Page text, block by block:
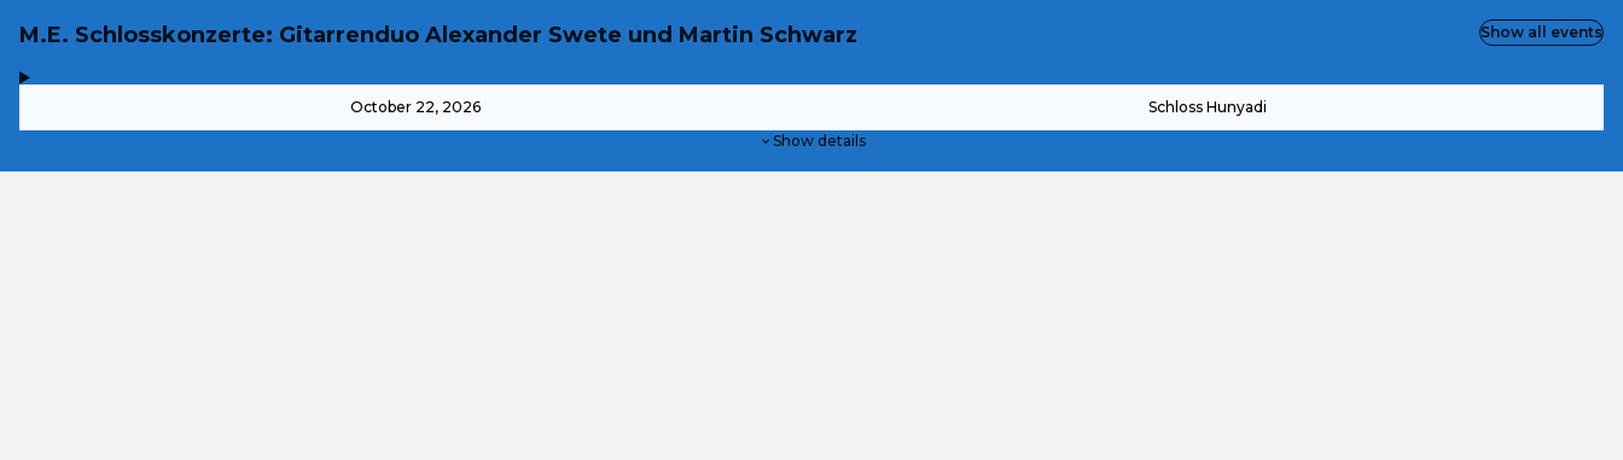
M.E. Schlosskonzerte: Gitarrenduo Alexander Swete und Martin Schwarz
October 22, 2026 Schloss Hunyadi
Show details
Show all events